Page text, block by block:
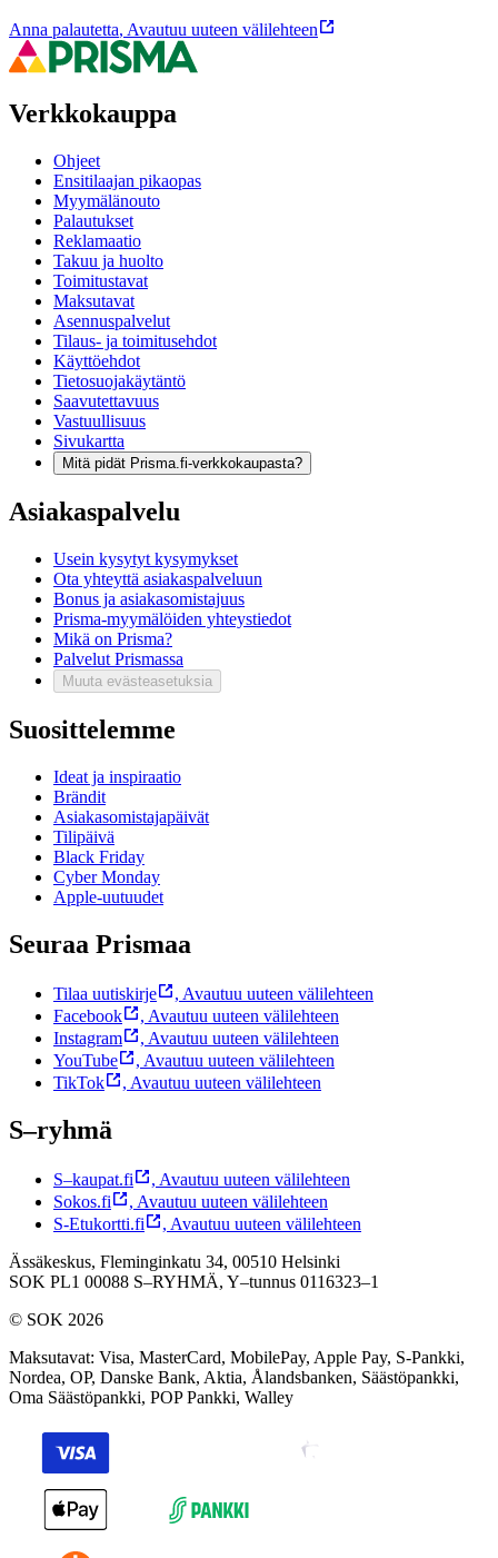
Anna palautetta, Avautuu uuteen välilehteen
Verkkokauppa
Ohjeet
Ensitilaajan pikaopas
Myymälänouto
Palautukset
Reklamaatio
Takuu ja huolto
Toimitustavat
Maksutavat
Asennuspalvelut
Tilaus- ja toimitusehdot
Käyttöehdot
Tietosuojakäytäntö
Saavutettavuus
Vastuullisuus
Sivukartta
Mitä pidät Prisma.fi-verkkokaupasta?
Asiakaspalvelu
Usein kysytyt kysymykset
Ota yhteyttä asiakaspalveluun
Bonus ja asiakasomistajuus
Prisma-myymälöiden yhteystiedot
Mikä on Prisma?
Palvelut Prismassa
Muuta evästeasetuksia
Suosittelemme
Ideat ja inspiraatio
Brändit
Asiakasomistajapäivät
Tilipäivä
Black Friday
Cyber Monday
Apple-uutuudet
Seuraa Prismaa
Tilaa uutiskirje , Avautuu uuteen välilehteen
Facebook
, Avautuu uuteen välilehteen
Instagram
, Avautuu uuteen välilehteen
YouTube
, Avautuu uuteen välilehteen
TikTok
, Avautuu uuteen välilehteen
S–ryhmä
S–kaupat.fi , Avautuu uuteen välilehteen
Sokos.fi
, Avautuu uuteen välilehteen
S-Etukortti.fi
, Avautuu uuteen välilehteen
Ässäkeskus, Fleminginkatu 34, 00510 Helsinki
SOK PL1 00088 S–RYHMÄ, Y–tunnus 0116323–1
© SOK 2026
Maksutavat: Visa, MasterCard, MobilePay, Apple Pay, S-Pankki,
Nordea, OP, Danske Bank, Aktia, Ålandsbanken, Säästöpankki,
Oma Säästöpankki, POP Pankki, Walley